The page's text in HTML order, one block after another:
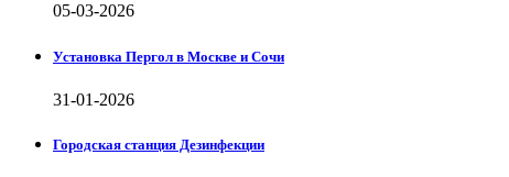
05-03-2026
Установка Пергол в Москве и Сочи
31-01-2026
Городская станция Дезинфекции